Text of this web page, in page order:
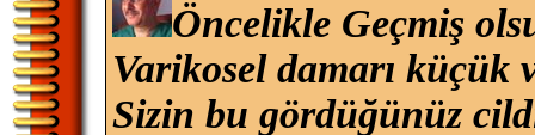
Öncelikle Geçmiş
Varikosel damarı küçük
Sizin bu gördüğünüz